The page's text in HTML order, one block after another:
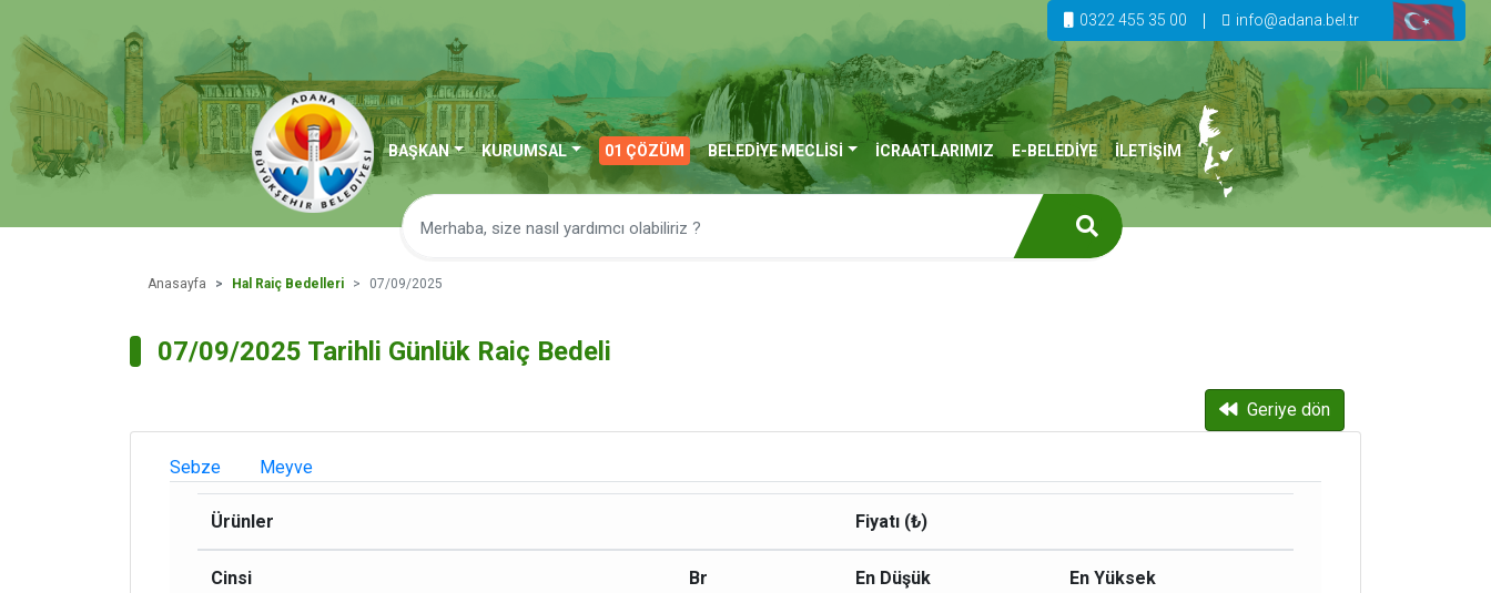
0322 455 35 00 info@adana.bel.tr
BAŞKAN KURUMSAL 01 ÇÖZÜM BELEDİYE MECLİSİ İCRAATLARIMIZ E-BELEDİYE İLETİŞİM
Anasayfa Hal Raiç Bedelleri 07/09/2025
07/09/2025 Tarihli Günlük Raiç Bedeli
Geriye dön
Sebze Meyve
Ürünler Fiyatı (₺)
Cinsi Br En Düşük En Yüksek